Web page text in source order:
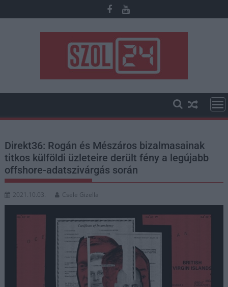
to
Direkt36: Rogán és Mészáros bizalmasainak
titkos külföldi üzleteire derült fény a legújabb
offshore-adatszivárgás során
2021.10.03. Csele Gizella